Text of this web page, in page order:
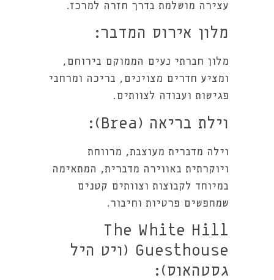
עצירה מושלמת בדרך חזרה למרכז.
מלון אירוס המדבר:
מלון חברתי נעים הממוקם בירוחם,
ומציע חדרים מצוינים, בריכה ומרחבי
פגישות ועבודה לצוותים.
וילת בריאה (Brea):
וילה מדברית מעוצבת, מרווחת
ויוקרתית באווירה מדברית, המתאימה
במיוחד לקבוצות וצוותים קטנים
שמחפשים פרטיות וחיבור.
The White Hill
Guesthouse (ויט היל
גסטהאוס):